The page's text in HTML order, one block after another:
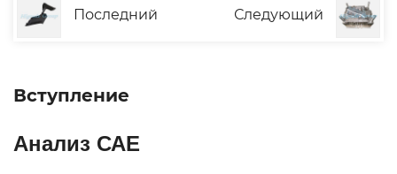
Последний Следующий
Вступление
Анализ САЕ